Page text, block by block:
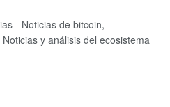
- Noticias de bitcoin,
y análisis del ecosistema